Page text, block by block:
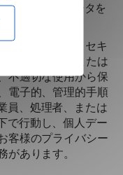
拠して個人データを
密性、完全性、セキ
ータを偶発的または
不適切な使用から保
電子的、管理的手順
員、処理者、または
で行動し、個人デー
客様のプライバシー
があります。